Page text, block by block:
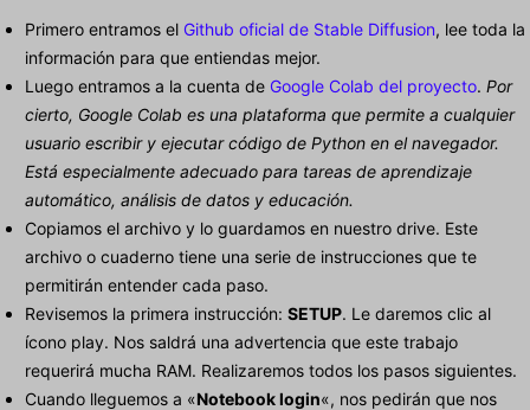
Primero entramos el Github oficial de Stable Diffusion, lee toda la
información para que entiendas mejor.
Luego entramos a la cuenta de Google Colab del proyecto. Por
cierto, Google Colab es una plataforma que permite a cualquier
usuario escribir y ejecutar código de Python en el navegador.
Está especialmente adecuado para tareas de aprendizaje
automático, análisis de datos y educación.
Copiamos el archivo y lo guardamos en nuestro drive. Este
archivo o cuaderno tiene una serie de instrucciones que te
permitirán entender cada paso.
Revisemos la primera instrucción: SETUP. Le daremos clic al
ícono play. Nos saldrá una advertencia que este trabajo
requerirá mucha RAM. Realizaremos todos los pasos siguientes.
Cuando lleguemos a «Notebook login«, nos pedirán que nos